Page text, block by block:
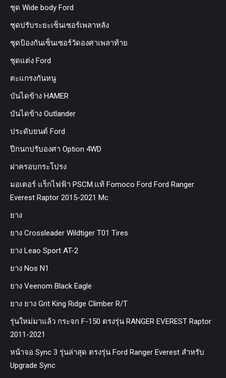
ชุด Wide body Ford
ชุดปรับระยะเซ็นเซอร์เพลาหลัง
ชุดป้องกันเซ็นเซอร์วัดองศาเพลาท้าย
ชุดแต่ง Ford
ตะแกรงกันหนู
บันไดข้าง HAMER
บันไดข้าง Outlander
ประดับยนต์ Ford
ปีกนกปรับองศา Option 4WD
ฝาครอบกระโปรง
มอเตอร์ แร็กไฟฟ้า PSCM.แท้ Fomoco Ford Ford Ranger
Everest Raptor 2015-2021 Mc
ยาง
ยาง Crossleader Wildtiger T01 Tires
ยาง Leao Sport AT-2
ยาง Nos N1
ยาง Veenom Black Eagle
ยาง ยาง Grit King Ridge Climber R/T
รุ่นใหม่มาแล้ว กระจก F-150 ตรงรุ่น RANGER EVEREST Raptor
2011-2021
หน้าจอ Sync 3 รุ่นล่าสุด ตรงรุ่น Ford Ranger Everest สำหรับ
Upgrade Sync